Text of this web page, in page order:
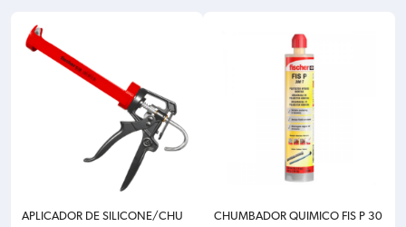
APLICADOR DE SILICONE/CHU
CHUMBADOR QUIMICO FIS P 30